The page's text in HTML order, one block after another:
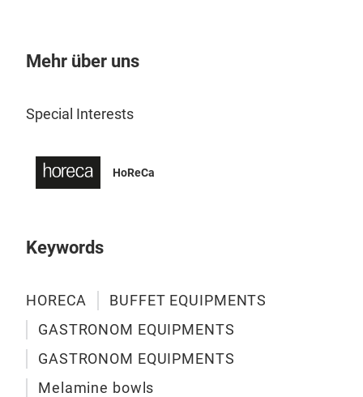
Mehr über uns
Special Interests
HoReCa
Keywords
HORECA
BUFFET EQUIPMENTS
GASTRONOM EQUIPMENTS
GASTRONOM EQUIPMENTS
Melamine bowls